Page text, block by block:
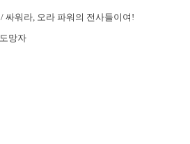
싸워라, 오라 파워의 전사들이여!
망자